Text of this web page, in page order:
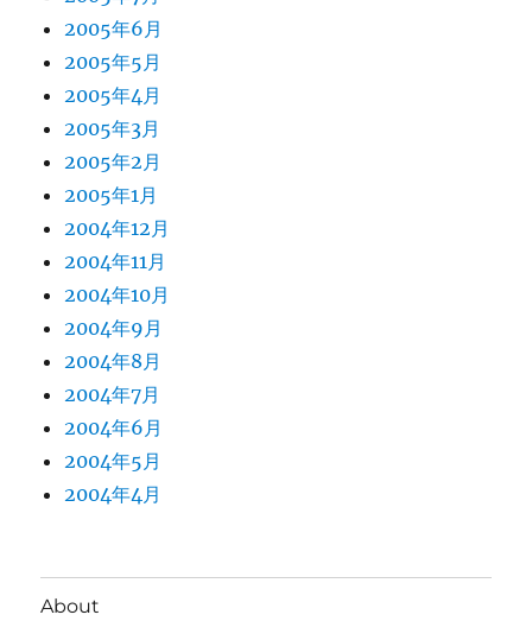
2005年6月
2005年5月
2005年4月
2005年3月
2005年2月
2005年1月
2004年12月
2004年11月
2004年10月
2004年9月
2004年8月
2004年7月
2004年6月
2004年5月
2004年4月
About